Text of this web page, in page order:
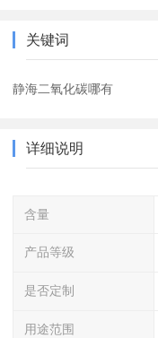
关键词
静海二氧化碳哪有
详细说明
含量
产品等级
是否定制
用途范围